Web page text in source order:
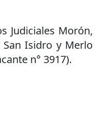
Judiciales Morón,
San Isidro y Merlo
n° 3917).